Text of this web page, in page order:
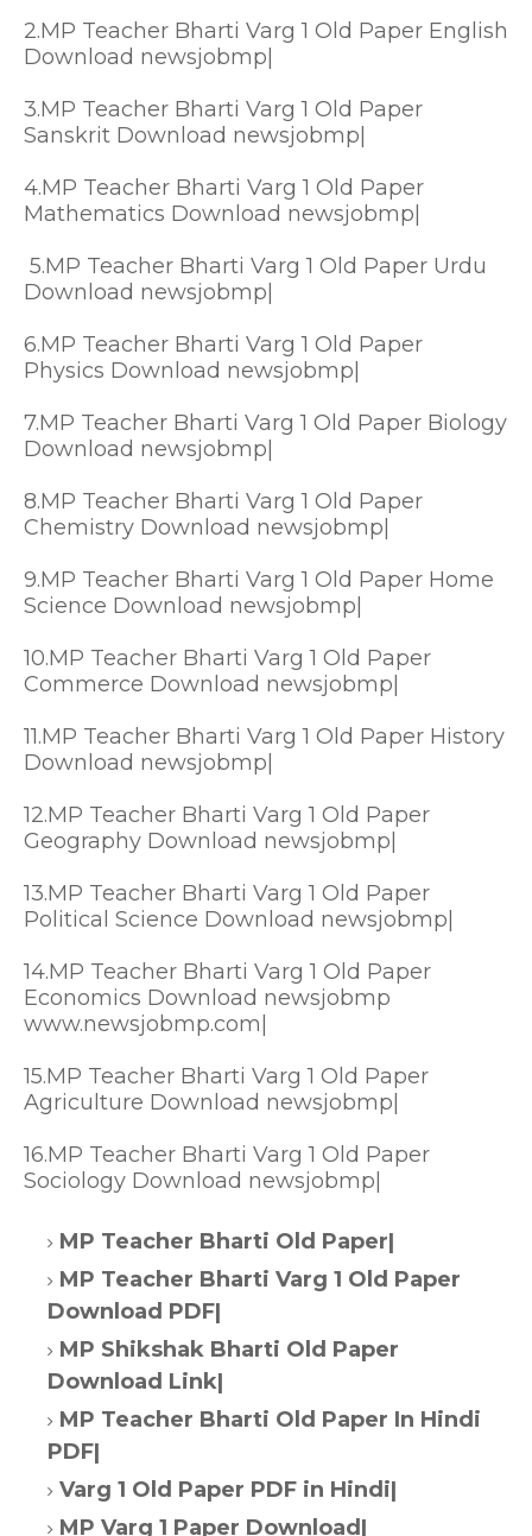
2.MP Teacher Bharti Varg 1 Old Paper English
Download newsjobmp|
3.MP Teacher Bharti Varg 1 Old Paper
Sanskrit Download newsjobmp|
4.MP Teacher Bharti Varg 1 Old Paper
Mathematics Download newsjobmp|
5.MP Teacher Bharti Varg 1 Old Paper Urdu
Download newsjobmp|
6.MP Teacher Bharti Varg 1 Old Paper
Physics Download newsjobmp|
7.MP Teacher Bharti Varg 1 Old Paper Biology
Download newsjobmp|
8.MP Teacher Bharti Varg 1 Old Paper
Chemistry Download newsjobmp|
9.MP Teacher Bharti Varg 1 Old Paper Home
Science Download newsjobmp|
10.MP Teacher Bharti Varg 1 Old Paper
Commerce Download newsjobmp|
11.MP Teacher Bharti Varg 1 Old Paper History
Download newsjobmp|
12.MP Teacher Bharti Varg 1 Old Paper
Geography Download newsjobmp|
13.MP Teacher Bharti Varg 1 Old Paper
Political Science Download newsjobmp|
14.MP Teacher Bharti Varg 1 Old Paper
Economics Download newsjobmp
www.newsjobmp.com|
15.MP Teacher Bharti Varg 1 Old Paper
Agriculture Download newsjobmp|
16.MP Teacher Bharti Varg 1 Old Paper
Sociology Download newsjobmp|
MP Teacher Bharti Old Paper|
MP Teacher Bharti Varg 1 Old Paper
Download PDF|
MP Shikshak Bharti Old Paper
Download Link|
MP Teacher Bharti Old Paper In Hindi
PDF|
Varg 1 Old Paper PDF in Hindi|
MP Varg 1 Paper Download|